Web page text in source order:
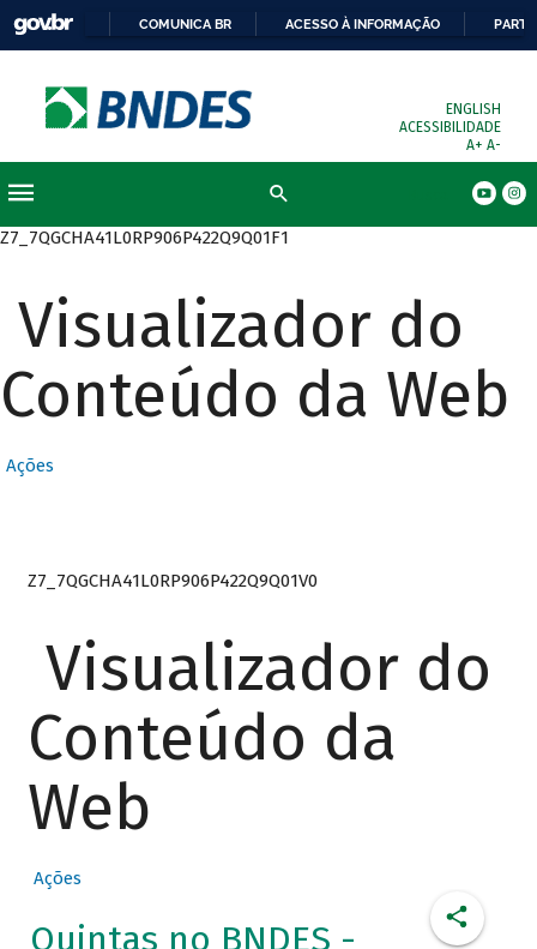
COMUNICA BR ACESSO À INFORMAÇÃO
ENGLISH
ACESSIBILIDADE
A+ A-
Z7_7QGCHA41L0RP906P422Q9Q01F1
Visualizador do
Conteúdo da Web
Ações
Z7_7QGCHA41L0RP906P422Q9Q01V0
Visualizador do
Conteúdo da
Web
Ações
Quintas no BNDES -